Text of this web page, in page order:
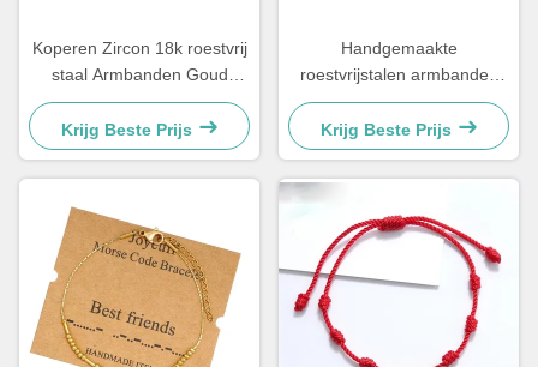
Koperen Zircon 18k roestvrij
staal Armbanden Goud
geplatte Diamant
vrouwenarmband
Krijg Beste Prijs
Handgemaakte
roestvrijstalen armbanden
Couple Gift Mens Tiger Eye
Stone Perlenarmband
Krijg Beste Prijs